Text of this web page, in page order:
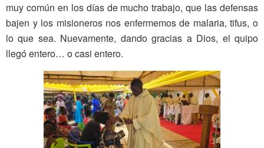
muy común en los días de mucho trabajo, que las defensas
bajen y los misioneros nos enfermemos de malaria, tifus, o
lo que sea. Nuevamente, dando gracias a Dios, el quipo
llegó entero… o casi entero.